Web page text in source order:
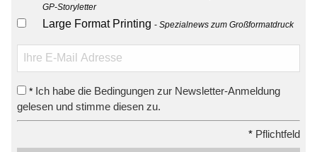
GP-Storyletter
Large Format Printing Spezialnews zum Großformatdruck
* Ich habe die Bedingungen zur Newsletter-Anmeldung
gelesen und stimme diesen zu.
* Pflichtfeld